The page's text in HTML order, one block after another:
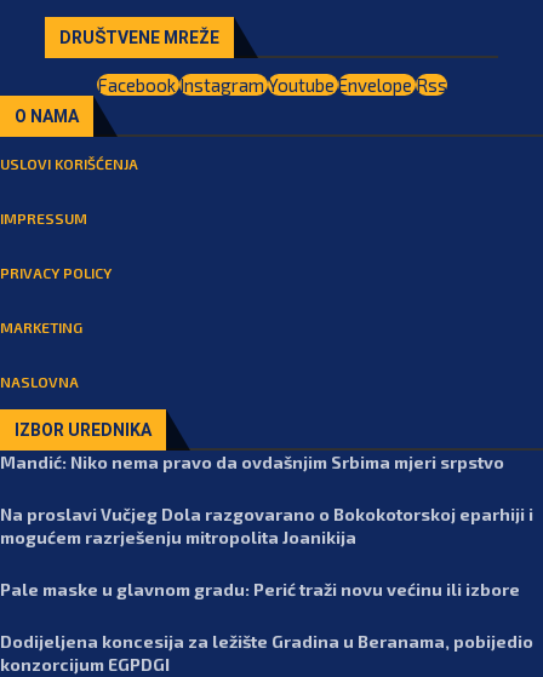
DRUŠTVENE MREŽE
FacebookInstagramYoutubeEnvelopeRss
O NAMA
USLOVI KORIŠĆENJA
IMPRESSUM
PRIVACY POLICY
MARKETING
NASLOVNA
IZBOR UREDNIKA
Mandić: Niko nema pravo da ovdašnjim Srbima mjeri srpstvo
Na proslavi Vučjeg Dola razgovarano o Bokokotorskoj eparhiji i
mogućem razrješenju mitropolita Joanikija
Pale maske u glavnom gradu: Perić traži novu većinu ili izbore
Dodijeljena koncesija za ležište Gradina u Beranama, pobijedio
konzorcijum EGPDGI